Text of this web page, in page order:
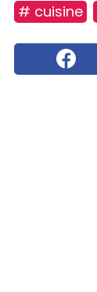
# cuisine